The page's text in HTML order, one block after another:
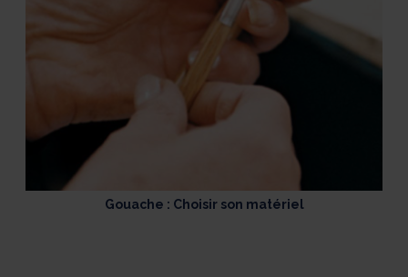
Gouache : Choisir son matériel